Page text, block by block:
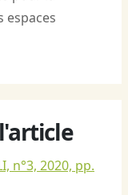
espaces
n°3, 2020, pp.